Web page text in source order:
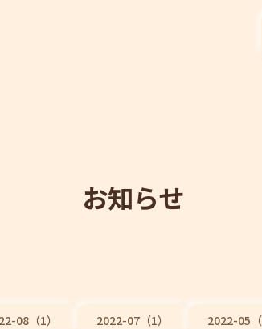
お知らせ
08（1） 2022-07（1） 2022-05（